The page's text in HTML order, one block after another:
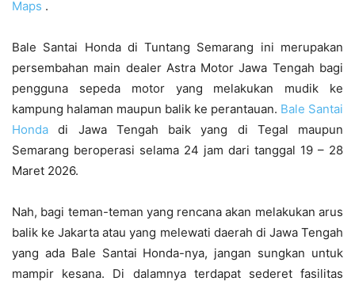
Maps .
Bale Santai Honda di Tuntang Semarang ini merupakan
persembahan main dealer Astra Motor Jawa Tengah bagi
pengguna sepeda motor yang melakukan mudik ke
kampung halaman maupun balik ke perantauan. Bale Santai
Honda di Jawa Tengah baik yang di Tegal maupun
Semarang beroperasi selama 24 jam dari tanggal 19 – 28
Maret 2026.
Nah, bagi teman-teman yang rencana akan melakukan arus
balik ke Jakarta atau yang melewati daerah di Jawa Tengah
yang ada Bale Santai Honda-nya, jangan sungkan untuk
mampir kesana. Di dalamnya terdapat sederet fasilitas